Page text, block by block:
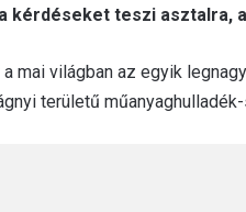
kérdéseket teszi asztalra,
a mai világban az egyik
területű